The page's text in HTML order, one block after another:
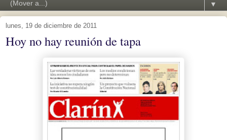
▼
lunes, 19 de diciembre de 2011
Hoy no hay reunión de tapa